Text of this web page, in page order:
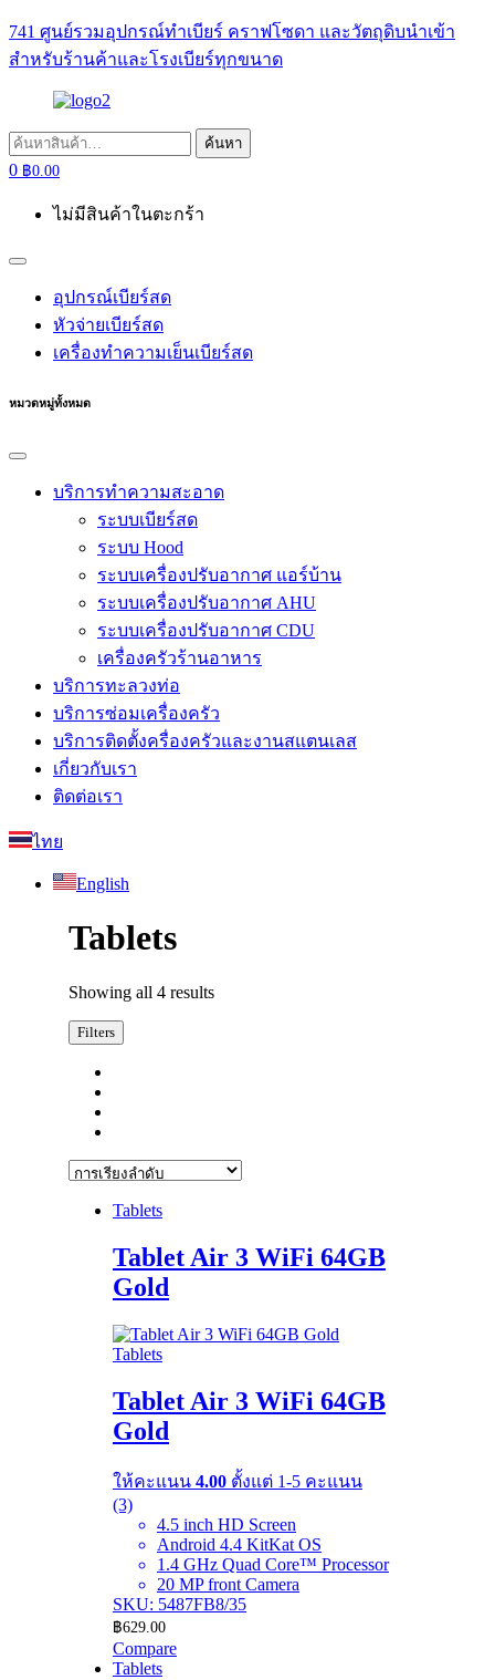
741 ศูนย์รวมอุปกรณ์ทำเบียร์ คราฟโซดา และวัตถุดิบนำเข้า
สำหรับร้านค้าและโรงเบียร์ทุกขนาด
ค้นหา: ค้นหา
0 ฿0.00
ไม่มีสินค้าในตะกร้า
อุปกรณ์เบียร์สด
หัวจ่ายเบียร์สด
เครื่องทำความเย็นเบียร์สด
หมวดหมู่ทั้งหมด
บริการทำความสะอาด
ระบบเบียร์สด
ระบบ Hood
ระบบเครื่องปรับอากาศ แอร์บ้าน
ระบบเครื่องปรับอากาศ AHU
ระบบเครื่องปรับอากาศ CDU
เครื่องครัวร้านอาหาร
บริการทะลวงท่อ
บริการซ่อมเครื่องครัว
บริการติดตั้งครื่องครัวและงานสแตนเลส
เกี่ยวกับเรา
ติดต่อเรา
ไทย
English
Tablets
Showing all 4 results
Filters
Tablets
Tablet Air 3 WiFi 64GB
Gold
Tablets
Tablet Air 3 WiFi 64GB
Gold
ให้คะแนน 4.00 ตั้งแต่ 1-5 คะแนน
(3)
4.5 inch HD Screen
Android 4.4 KitKat OS
1.4 GHz Quad Core™ Processor
20 MP front Camera
SKU: 5487FB8/35
฿629.00
Compare
Tablets